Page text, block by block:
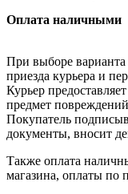
Оплата наличными
При выборе
приезда курьера и
Курьер
предмет
Покупатель
документы, вносит
Также оплата
магазина, оплаты по